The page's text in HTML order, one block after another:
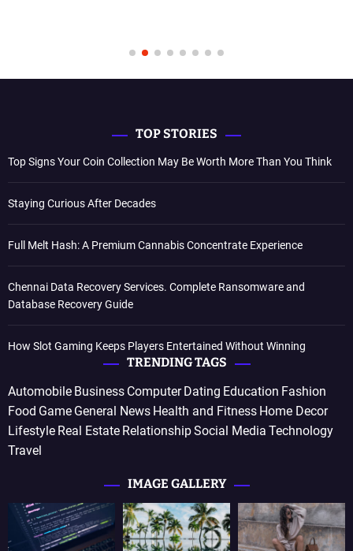
TOP STORIES
Top Signs Your Coin Collection May Be Worth More Than You Think
Staying Curious After Decades
Full Melt Hash: A Premium Cannabis Concentrate Experience
Chennai Data Recovery Services. Complete Ransomware and
Database Recovery Guide
How Slot Gaming Keeps Players Entertained Without Winning
TRENDING TAGS
Automobile Business Computer Dating Education Fashion
Food Game General News Health and Fitness Home Decor
Lifestyle Real Estate RelationshipSocial Media Technology
Travel
IMAGE GALLERY